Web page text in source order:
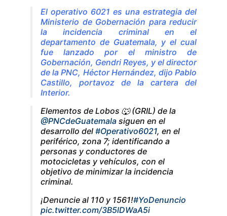
El operativo 6021 es una estrategia del
Ministerio de Gobernación para reducir
la incidencia criminal en el
departamento de Guatemala, y el cual
fue lanzado por el ministro de
Gobernación, Gendri Reyes, y el director
de la PNC, Héctor Hernández, dijo Pablo
Castillo, portavoz de la cartera del
Interior.
Elementos de Lobos 🐺 (GRIL) de la
@PNCdeGuatemala siguen en el
desarrollo del #Operativo6021, en el
periférico, zona 7; identificando a
personas y conductores de
motocicletas y vehículos, con el
objetivo de minimizar la incidencia
criminal.
¡Denuncie al 110 y 1561!#YoDenuncio
pic.twitter.com/3B5lDWaA5i